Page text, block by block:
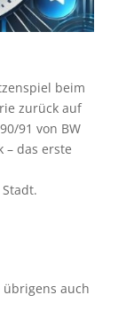
beim
zurück auf
91 von BW
– das erste
übrigens auch